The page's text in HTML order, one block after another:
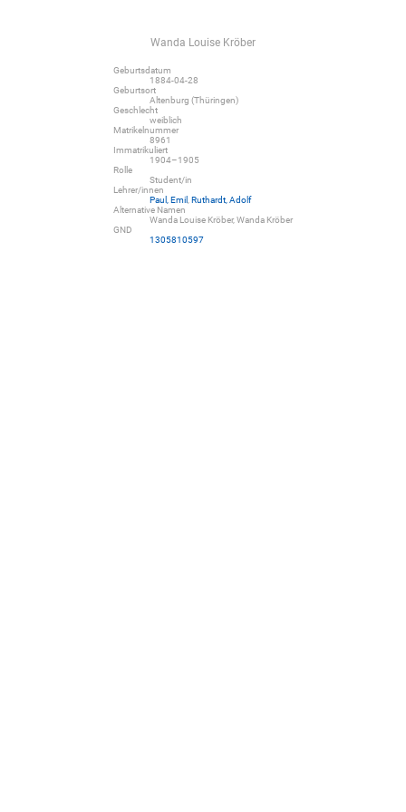
Wanda Louise Kröber
Geburtsdatum
1884-04-28
Geburtsort
Altenburg (Thüringen)
Geschlecht
weiblich
Matrikelnummer
8961
Immatrikuliert
1904–1905
Rolle
Student/in
Lehrer/innen
Paul, Emil Ruthardt, Adolf
Alternative Namen
Wanda Louise Kröber, Wanda Kröber
GND
1305810597